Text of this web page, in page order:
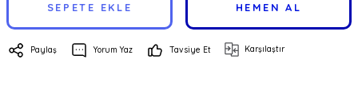
SEPETE EKLE HEMEN AL
Paylaş Yorum Yaz Tavsiye Et Karşılaştır